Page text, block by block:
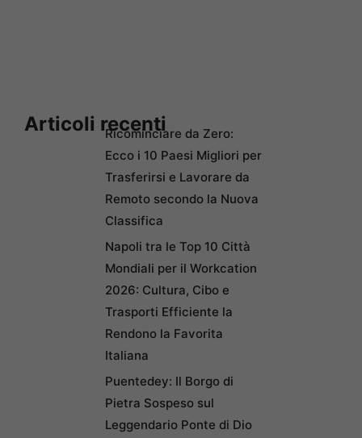
Articoli recentiRicominciare da Zero:
Ecco i 10 Paesi Migliori per
Trasferirsi e Lavorare da
Remoto secondo la Nuova
Classifica
Napoli tra le Top 10 Città
Mondiali per il Workcation
2026: Cultura, Cibo e
Trasporti Efficiente la
Rendono la Favorita
Italiana
Puentedey: Il Borgo di
Pietra Sospeso sul
Leggendario Ponte di Dio